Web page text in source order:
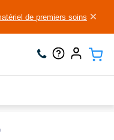
de premiers soins ×